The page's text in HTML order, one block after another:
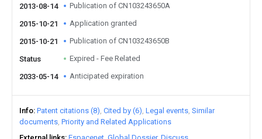
2013-08-14 Publication of CN103243650A
2015-10-21 Application granted
2015-10-21 Publication of CN103243650B
Status Expired - Fee Related
2033-05-14 Anticipated expiration
Info Patent citations (8) Cited by (6) Legal events Similar
documents Priority and Related Applications